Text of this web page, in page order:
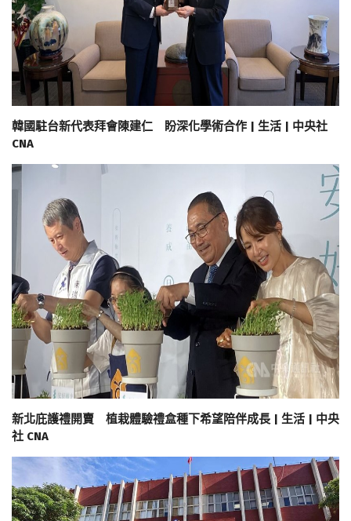
韓國駐台新代表拜會陳建仁 盼深化學術合作 | 生活 | 中央社
CNA
新北庇護禮開賣 植栽體驗禮盒種下希望陪伴成長 | 生活 | 中央
社 CNA